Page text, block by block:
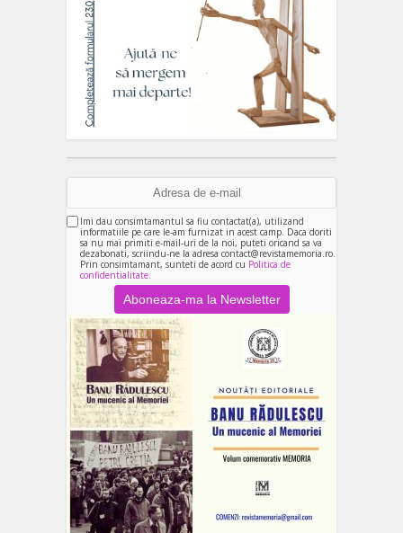
Imi dau consimtamantul sa fiu contactat(a), utilizand
informatiile pe care le-am furnizat in acest camp. Daca doriti
sa nu mai primiti e-mail-uri de la noi, puteti oricand sa va
dezabonati, scriindu-ne la adresa contact@revistamemoria.ro.
Prin consimtamant, sunteti de acord cu Politica de
confidentialitate.